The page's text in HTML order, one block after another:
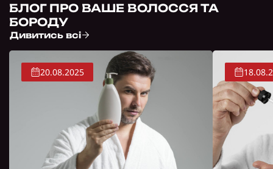
БЛОГ ПРО ВАШЕ ВОЛОССЯ ТА
БОРОДУ
Дивитись всі
20.08.2025